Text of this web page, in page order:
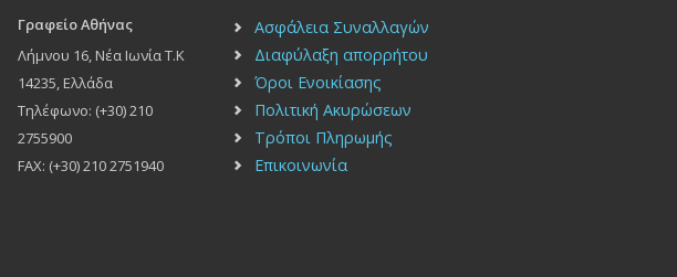
Γραφείο Αθήνας
Λήμνου 16, Νέα Ιωνία Τ.Κ
14235, Ελλάδα
Τηλέφωνο: (+30) 210
2755900
FAX: (+30) 210 2751940
Ασφάλεια Συναλλαγών
Διαφύλαξη απορρήτου
Όροι Ενοικίασης
Πολιτική Ακυρώσεων
Τρόποι Πληρωμής
Επικοινωνία